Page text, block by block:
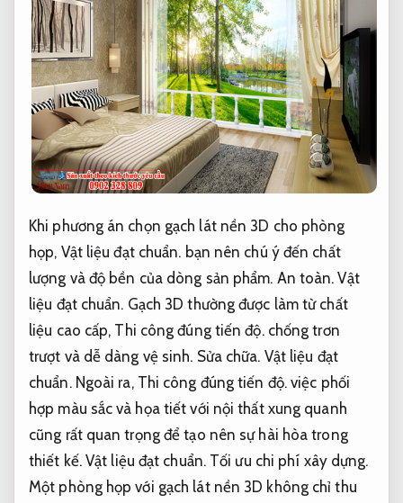
Khi phương án chọn gạch lát nền 3D cho phòng
họp, Vật liệu đạt chuẩn. bạn nên chú ý đến chất
lượng và độ bền của dòng sản phẩm. An toàn. Vật
liệu đạt chuẩn. Gạch 3D thường được làm từ chất
liệu cao cấp, Thi công đúng tiến độ.chống trơn
trượt và dễ dàng vệ sinh. Sửa chữa. Vật liệu đạt
chuẩn.Ngoài ra, Thi công đúng tiến độ.việc phối
hợp màu sắc và họa tiết với nội thất xung quanh
cũng rất quan trọng để tạo nên sự hài hòa trong
thiết kế.Vật liệu đạt chuẩn. Tối ưu chi phí xây dựng.
Một phòng họp với gạch lát nền 3D không chỉ thu